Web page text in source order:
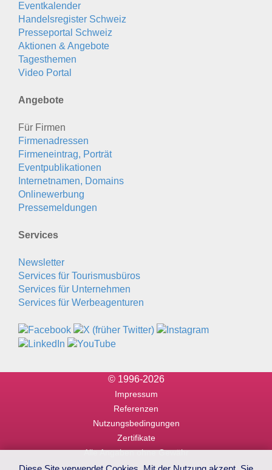
Eventkalender
Handelsregister Schweiz
Presseportal Schweiz
Aktionen & Angebote
Tagesthemen
Video Portal
Angebote
Für Firmen
Firmenadressen
Firmeneintrag, Porträt
Eventpublikationen
Internetnamen, Domains
Onlinewerbung
Pressemeldungen
Services
Newsletter
Services für Tourismusbüros
Services für Unternehmen
Services für Werbeagenturen
© 1996-2026
Impressum
Referenzen
Nutzungsbedingungen
Zertifikate
Alle Angaben ohne Gewähr